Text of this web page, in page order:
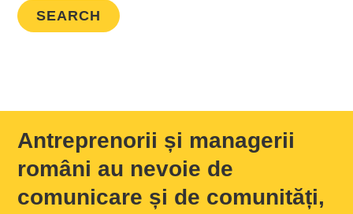
Antreprenorii și managerii
români au nevoie de
comunicare și de comunități,